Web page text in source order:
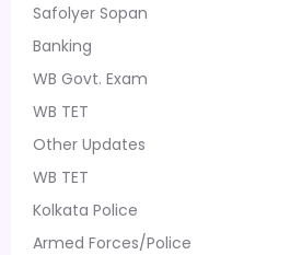
Safolyer Sopan
Banking
WB Govt. Exam
WB TET
Other Updates
WB TET
Kolkata Police
Armed Forces/Police